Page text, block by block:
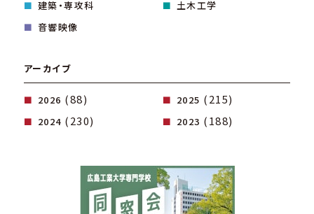
建築・専攻科
土木工学
音響映像
アーカイブ
2026 (88) 2025 (215)
2024 (230) 2023 (188)